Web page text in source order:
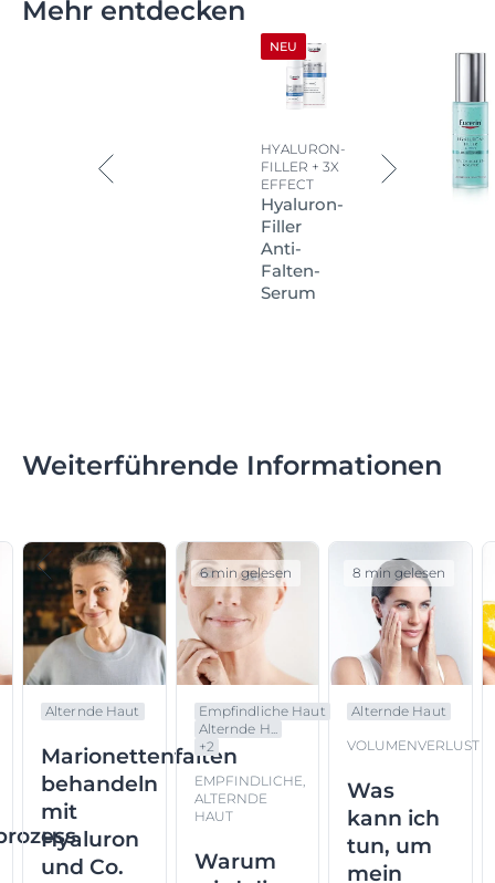
Mehr entdecken
NEU
HYALURON-
FILLER + 3X
EFFECT
Hyaluron-
Filler
Anti-
Falten-
Serum
Weiterführende Informationen
Alternde Haut
Marionettenfalten
behandeln
mit
Hyaluron
und Co.
Empfindliche Haut
Alternde H...
+2
EMPFINDLICHE,
ALTERNDE
HAUT
Warum
6 min gelesen
Alternde Haut
VOLUMENVERLUST
Was
kann ich
tun, um
mein
8 min gelesen